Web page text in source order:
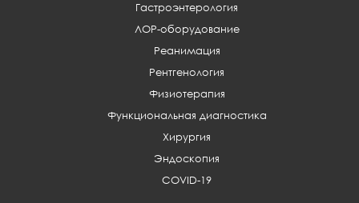
Гастроэнтерология
ЛОР-оборудование
Реанимация
Рентгенология
Физиотерапия
Функциональная диагностика
Хирургия
Эндоскопия
COVID-19